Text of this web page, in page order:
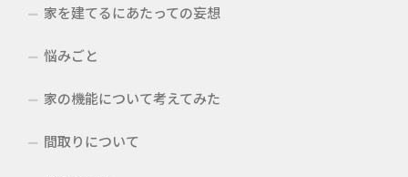
家を建てるにあたっての妄想
悩みごと
家の機能について考えてみた
間取りについて